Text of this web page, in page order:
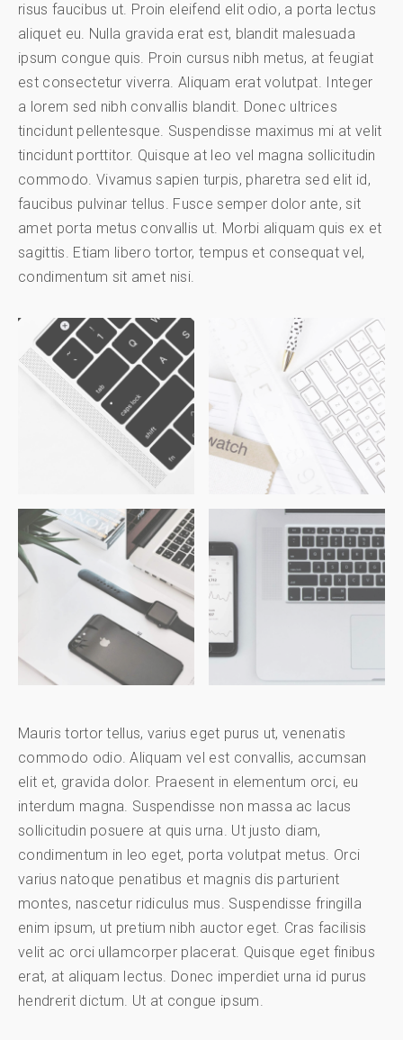
risus faucibus ut. Proin eleifend elit odio, a porta lectus
aliquet eu. Nulla gravida erat est, blandit malesuada
ipsum congue quis. Proin cursus nibh metus, at feugiat
est consectetur viverra. Aliquam erat volutpat. Integer
a lorem sed nibh convallis blandit. Donec ultrices
tincidunt pellentesque. Suspendisse maximus mi at velit
tincidunt porttitor. Quisque at leo vel magna sollicitudin
commodo. Vivamus sapien turpis, pharetra sed elit id,
faucibus pulvinar tellus. Fusce semper dolor ante, sit
amet porta metus convallis ut. Morbi aliquam quis ex et
sagittis. Etiam libero tortor, tempus et consequat vel,
condimentum sit amet nisi.
Mauris tortor tellus, varius eget purus ut, venenatis
commodo odio. Aliquam vel est convallis, accumsan
elit et, gravida dolor. Praesent in elementum orci, eu
interdum magna. Suspendisse non massa ac lacus
sollicitudin posuere at quis urna. Ut justo diam,
condimentum in leo eget, porta volutpat metus. Orci
varius natoque penatibus et magnis dis parturient
montes, nascetur ridiculus mus. Suspendisse fringilla
enim ipsum, ut pretium nibh auctor eget. Cras facilisis
velit ac orci ullamcorper placerat. Quisque eget finibus
erat, at aliquam lectus. Donec imperdiet urna id purus
hendrerit dictum. Ut at congue ipsum.